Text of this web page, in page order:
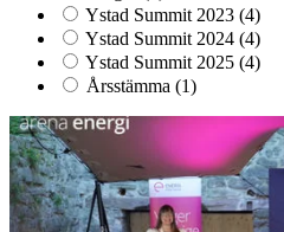
Ystad Summit 2023 (4)
Ystad Summit 2024 (4)
Ystad Summit 2025 (4)
Årsstämma (1)